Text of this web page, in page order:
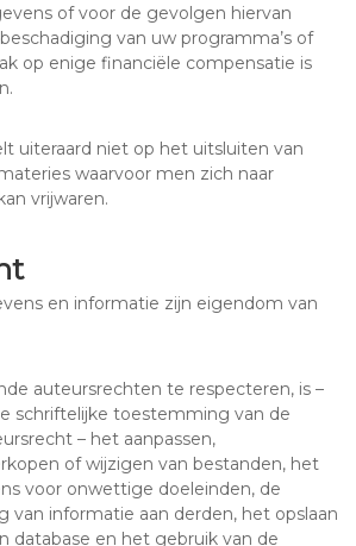
of voor de gevolgen hiervan
van uw programma’s of
op enige financiële compensatie is
uiteraard niet op het uitsluiten van
waarvoor men zich naar
vrijwaren.
en informatie zijn eigendom van
auteursrechten te respecteren, is –
schriftelijke toestemming van de
– het aanpassen,
of wijzigen van bestanden, het
voor onwettige doeleinden, de
van informatie aan derden, het opslaan
database en het gebruik van de